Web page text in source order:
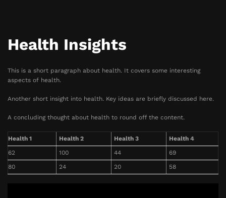
Health Insights
This is a short paragraph about health. It covers some interesting
aspects of health.
Another short insight into health. Key ideas are briefly discussed here.
A concluding thought about health to round off the content.
Health 1 Health 2 Health 3
Health 4
62
100 44
69
80
24 20 58